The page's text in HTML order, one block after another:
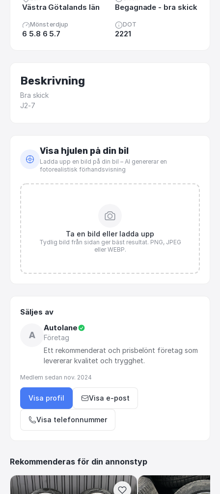
Västra Götalands län Begagnade - bra skick
Mönsterdjup
6 5.8 6 5.7
DOT
2221
Beskrivning
Bra skick
J2-7
Visa hjulen på din bil
Ladda upp en bild på din bil – AI genererar en
fotorealistisk förhandsvisning
Ta en bild eller ladda upp
Tydlig bild från sidan ger bäst resultat. PNG, JPEG
eller WEBP.
Säljes av
A
Autolane
Företag
Ett rekommenderat och prisbelönt företag som
levererar kvalitet och trygghet.
Medlem sedan nov. 2024
Visa profil Visa e-post
Visa telefonnummer
Rekommenderas för din annonstyp